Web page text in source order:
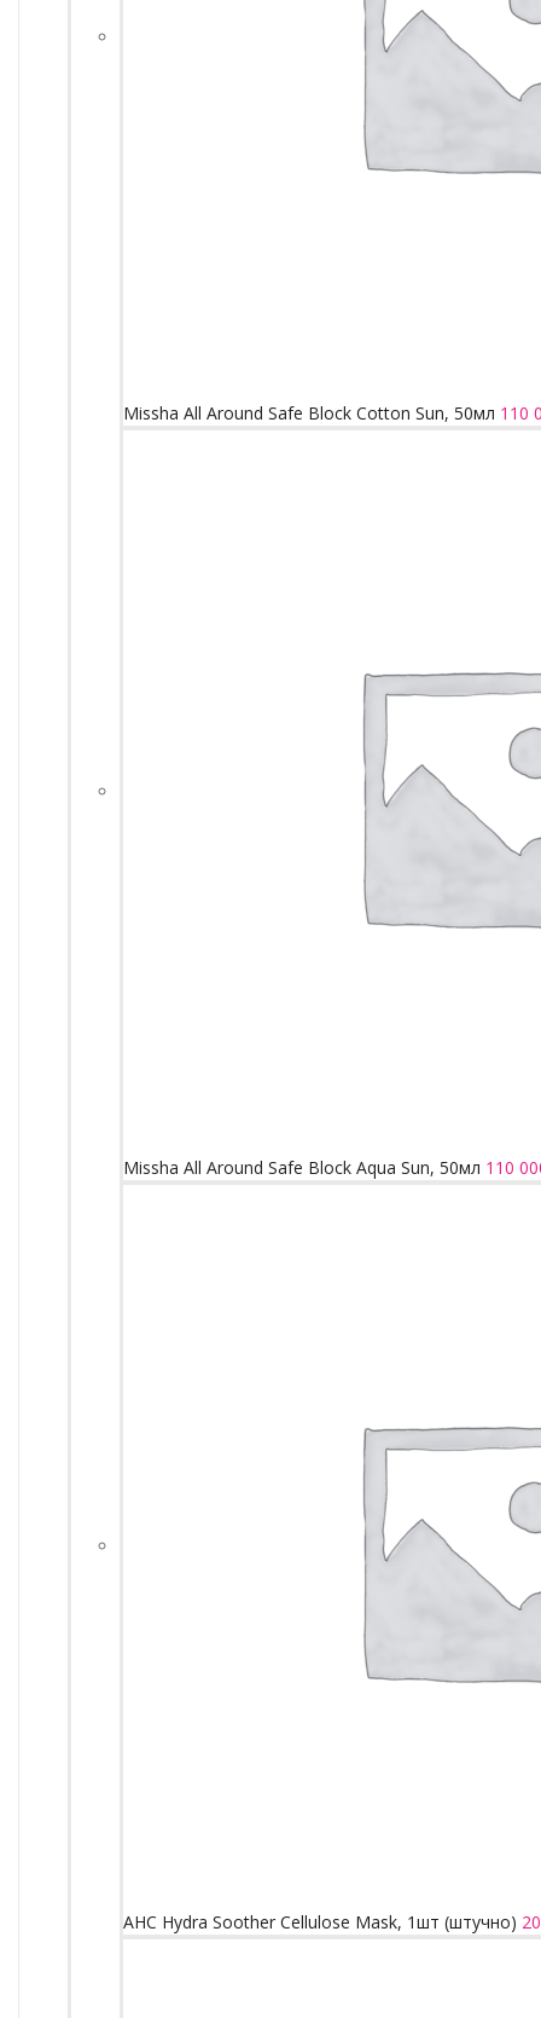
Missha All Around Safe Block Cotton Sun, 50мл 110
Missha All Around Safe Block Aqua Sun, 50мл 110
AHC Hydra Soother Cellulose Mask, 1шт (штучно)